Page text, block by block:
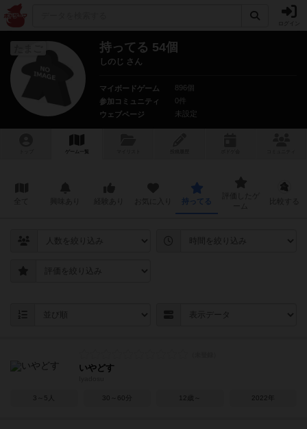
持ってる 54個
しのじ さん
マイボードゲーム
896個
参加コミュニティ
0件
ウェブページ
未設定
ゲーム一覧
持ってる
いやどす
3～5人 30～60分 12歳～ 2022年